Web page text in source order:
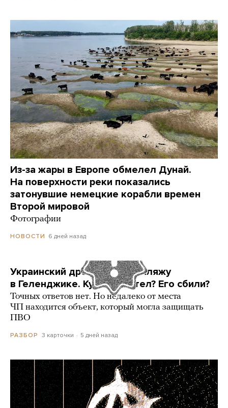
Из-за жары в Европе обмелел Дунай.
На поверхности реки показались
затонувшие немецкие корабли времен
Второй мировой
Фотографии
НОВОСТИ 6 дней назад
Украинский дрон попал по пляжу
в Геленджике. Куда он летел? Его сбили?
Точных ответов нет. Но недалеко от места
ЧП находится объект, который могла защищать
ПВО
РАЗБОР 3 карточки 5 дней назад